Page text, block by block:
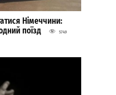
Німеччини:
поїзд
5749